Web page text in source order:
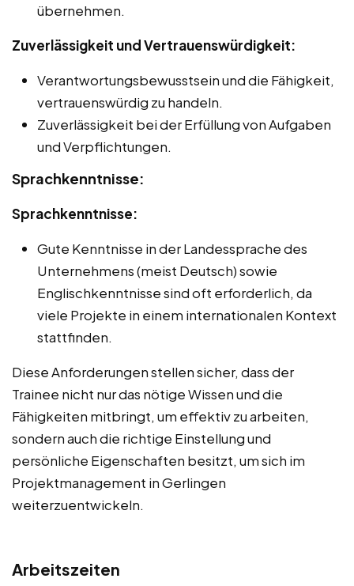
übernehmen.
Zuverlässigkeit und Vertrauenswürdigkeit:
Verantwortungsbewusstsein und die Fähigkeit,
vertrauenswürdig zu handeln.
Zuverlässigkeit bei der Erfüllung von Aufgaben
und Verpflichtungen.
Sprachkenntnisse:
Sprachkenntnisse:
Gute Kenntnisse in der Landessprache des
Unternehmens (meist Deutsch) sowie
Englischkenntnisse sind oft erforderlich, da
viele Projekte in einem internationalen Kontext
stattfinden.
Diese Anforderungen stellen sicher, dass der
Trainee nicht nur das nötige Wissen und die
Fähigkeiten mitbringt, um effektiv zu arbeiten,
sondern auch die richtige Einstellung und
persönliche Eigenschaften besitzt, um sich im
Projektmanagement in Gerlingen
weiterzuentwickeln.
Arbeitszeiten